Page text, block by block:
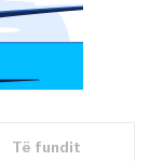
Të fundit